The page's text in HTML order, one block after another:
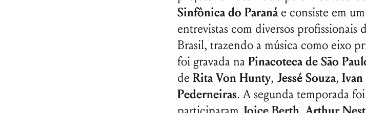
Sinfônica do Paranáe consiste em
entrevistas com diversos
Brasil, trazendo a música como eixo
foi gravada na Pinacoteca de São
de Rita Von Hunty, Jessé Souza,
Pederneiras. A segunda temporada